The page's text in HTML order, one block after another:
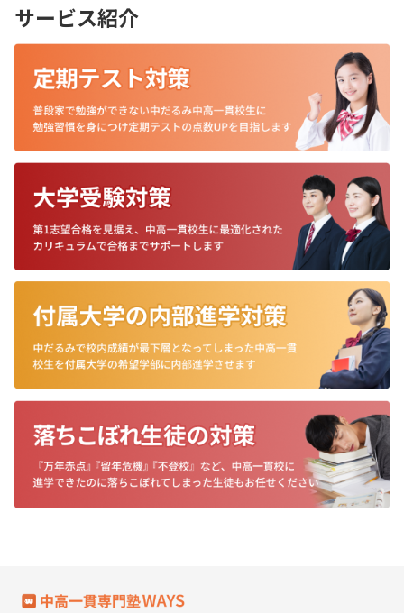
サービス紹介